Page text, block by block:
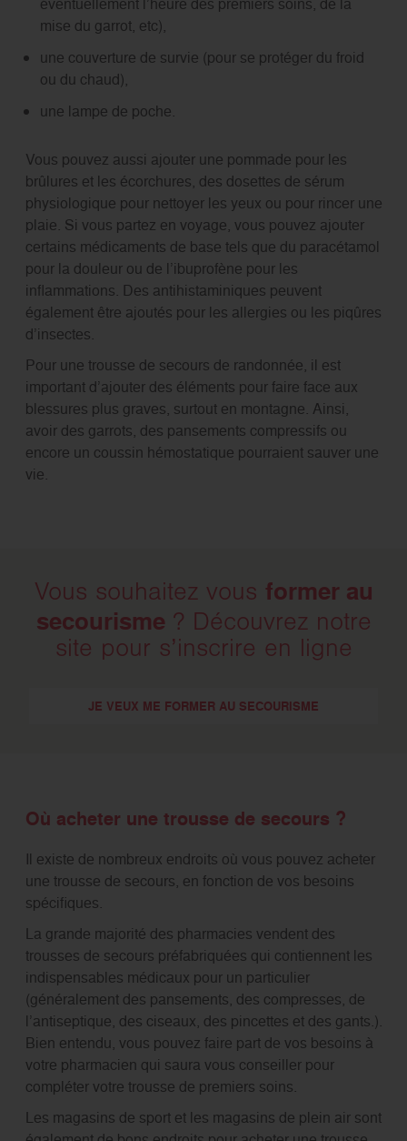
mise du garrot, etc),
une couverture de survie (pour se protéger du froid
ou du chaud),
une lampe de poche.
Vous pouvez aussi ajouter une pommade pour les
brûlures et les écorchures, des dosettes de sérum
physiologique pour nettoyer les yeux ou pour rincer une
plaie. Si vous partez en voyage, vous pouvez ajouter
certains médicaments de base tels que du paracétamol
pour la douleur ou de l’ibuprofène pour les
inflammations. Des antihistaminiques peuvent
également être ajoutés pour les allergies ou les piqûres
d’insectes.
Pour une trousse de secours de randonnée, il est
important d’ajouter des éléments pour faire face aux
blessures plus graves, surtout en montagne. Ainsi,
avoir des garrots, des pansements compressifs ou
encore un coussin hémostatique pourraient sauver une
vie.
Vous souhaitez vous former au
secourisme ? Découvrez notre
site pour s’inscrire en ligne
JE VEUX ME FORMER AU SECOURISME
Où acheter une trousse de secours ?
Il existe de nombreux endroits où vous pouvez acheter
une trousse de secours, en fonction de vos besoins
spécifiques.
La grande majorité des pharmacies vendent des
trousses de secours préfabriquées qui contiennent les
indispensables médicaux pour un particulier
(généralement des pansements, des compresses, de
l’antiseptique, des ciseaux, des pincettes et des gants.).
Bien entendu, vous pouvez faire part de vos besoins à
votre pharmacien qui saura vous conseiller pour
compléter votre trousse de premiers soins.
Les magasins de sport et les magasins de plein air sont